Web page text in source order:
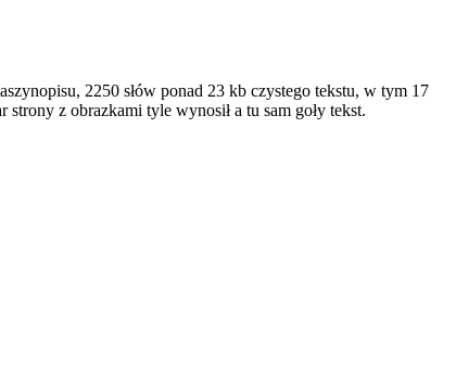
2250 słów ponad 23 kb czystego tekstu, w tym 17
z obrazkami tyle wynosił a tu sam goły tekst.